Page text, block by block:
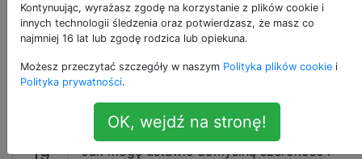
wysokość i położenie
aplikacji terminalu na
komputerze Mac?
19
Jak mogę ustawić domyślną szerokość i
Kontynuując, wyrażasz zgodę na korzystanie z plików cookie i
innych technologii śledzenia oraz potwierdzasz, że masz co
najmniej 16 lat lub zgodę rodzica lub opiekuna.
Możesz przeczytać szczegóły w naszym Polityka plików cookie i
Polityka prywatności.
OK, wejdź na stronę!